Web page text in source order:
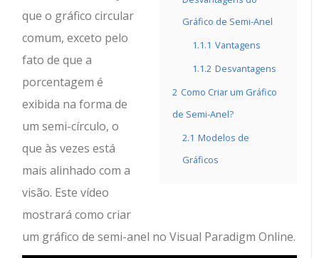
Gráfico de Semi-Anel
1.1.1 Vantagens
1.1.2 Desvantagens
2 Como Criar um Gráfico
de Semi-Anel?
2.1 Modelos de
Gráficos
que o gráfico circular
comum, exceto pelo
fato de que a
porcentagem é
exibida na forma de
um semi-círculo, o
que às vezes está
mais alinhado com a
visão. Este vídeo
mostrará como criar
um gráfico de semi-anel no Visual Paradigm Online.